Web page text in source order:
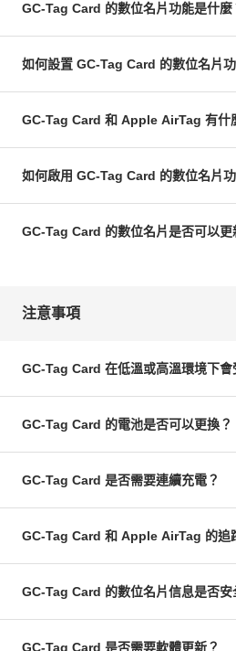
GC-Tag Card 的數位名片功能是什麼
如何設置 GC-Tag Card 的數位名片功
GC-Tag Card 和 Apple AirTag 有什
如何啟用 GC-Tag Card 的數位名片功
GC-Tag Card 的數位名片是否可以更
注意事項
GC-Tag Card 在低溫或高溫環境下會
GC-Tag Card 的電池是否可以更換？
GC-Tag Card 是否需要連續充電？
GC-Tag Card 和 Apple AirTag 的追
GC-Tag Card 的數位名片信息是否安
GC-Tag Card 是否需要軟體更新？